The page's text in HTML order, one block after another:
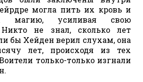
могла пить их кровь и
магию, усиливая свою
Никто не знал, сколько лет
бы Хейден верил слухам, она
лет, происходя из тех
только-только изгнали